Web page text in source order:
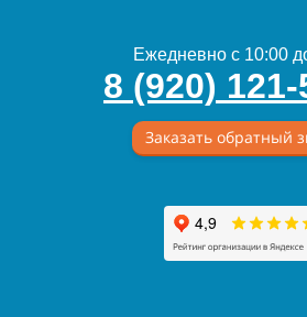
Ежедневно с 10:00
8 (920) 121-
Заказать обратный